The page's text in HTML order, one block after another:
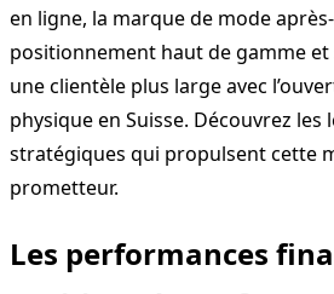
en ligne, la marque de mode
positionnement haut de gamme
une clientèle plus large avec
physique en Suisse. Découvrez
stratégiques qui propulsent cette
prometteur.
Les performances